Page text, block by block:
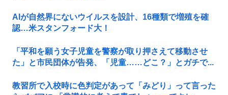
AIが自然界にないウイルスを設計、16種類で増殖を確
認…米スタンフォード大！
「平和を願う女子児童を警察が取り押さえて移動させ
た」と市民団体が告発、「児童……どこ？」とガチで...
教習所で入校時に色判定があって「みどり」って言った